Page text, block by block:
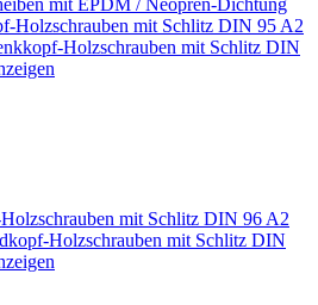
Holzschrauben mit Schlitz DIN 95 A2
Holzschrauben mit Schlitz DIN
mit Schlitz DIN 96 A2
Holzschrauben mit Schlitz DIN